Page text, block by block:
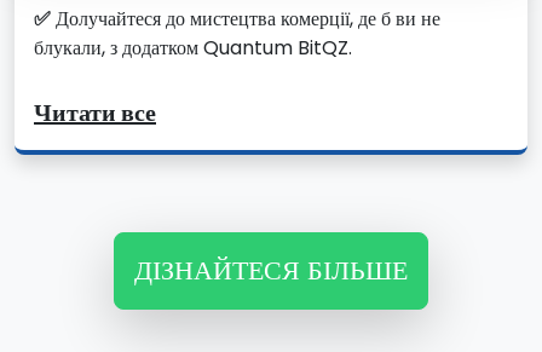
✅Долучайтеся до мистецтва комерції, де б ви не
блукали, з додатком Quantum BitQZ.
Читати все
ДІЗНАЙТЕСЯ БІЛЬШЕ